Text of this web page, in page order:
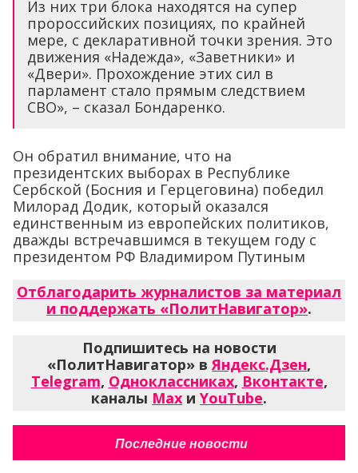
Из них три блока находятся на супер
пророссийских позициях, по крайней
мере, с декларативной точки зрения. Это
движения «Надежда», «Заветники» и
«Двери». Прохождение этих сил в
парламент стало прямым следствием
СВО», – сказал Бондаренко.
Он обратил внимание, что на
президентских выборах в Республике
Сербской (Босния и Герцеговина) победил
Милорад Додик, который оказался
единственным из европейских политиков,
дважды встречавшимся в текущем году с
президентом РФ Владимиром Путиным
Отблагодарить журналистов за материал
и поддержать «ПолитНавигатор».
Подпишитесь на новости
«ПолитНавигатор» вЯндекс.Дзен,
Telegram, Одноклассниках, Вконтакте,
каналы Max и YouTube.
Последние новости